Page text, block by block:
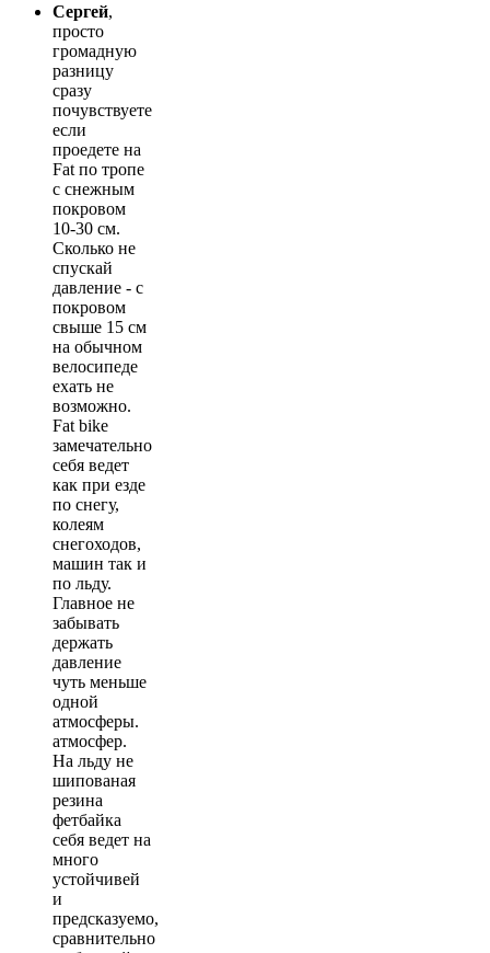
Сергей,
просто
громадную
разницу
сразу
почувствуете
если
проедете на
Fat по тропе
с снежным
покровом
10-30 см.
Сколько не
спускай
давление - с
покровом
свыше 15 см
на обычном
велосипеде
ехать не
возможно.
Fat bike
замечательно
себя ведет
как при езде
по снегу,
колеям
снегоходов,
машин так и
по льду.
Главное не
забывать
держать
давление
чуть меньше
одной
атмосферы.
атмосфер.
На льду не
шипованая
резина
фетбайка
себя ведет на
много
устойчивей
и
предсказуемо,
сравнительно